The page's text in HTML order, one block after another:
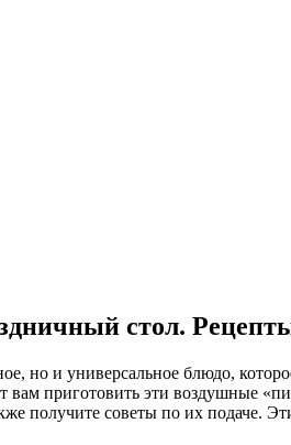
стол.
но и универсальное блюдо,
приготовить эти воздушные
получите советы по их подаче.